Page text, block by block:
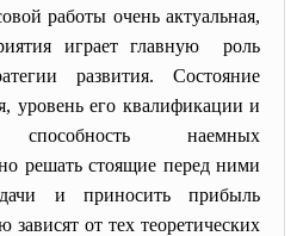
работы очень актуальная,
играет главную роль
развития. Состояние
уровень его квалификации и
способность наемных
решать стоящие перед ними
и приносить прибыль
от тех теоретических